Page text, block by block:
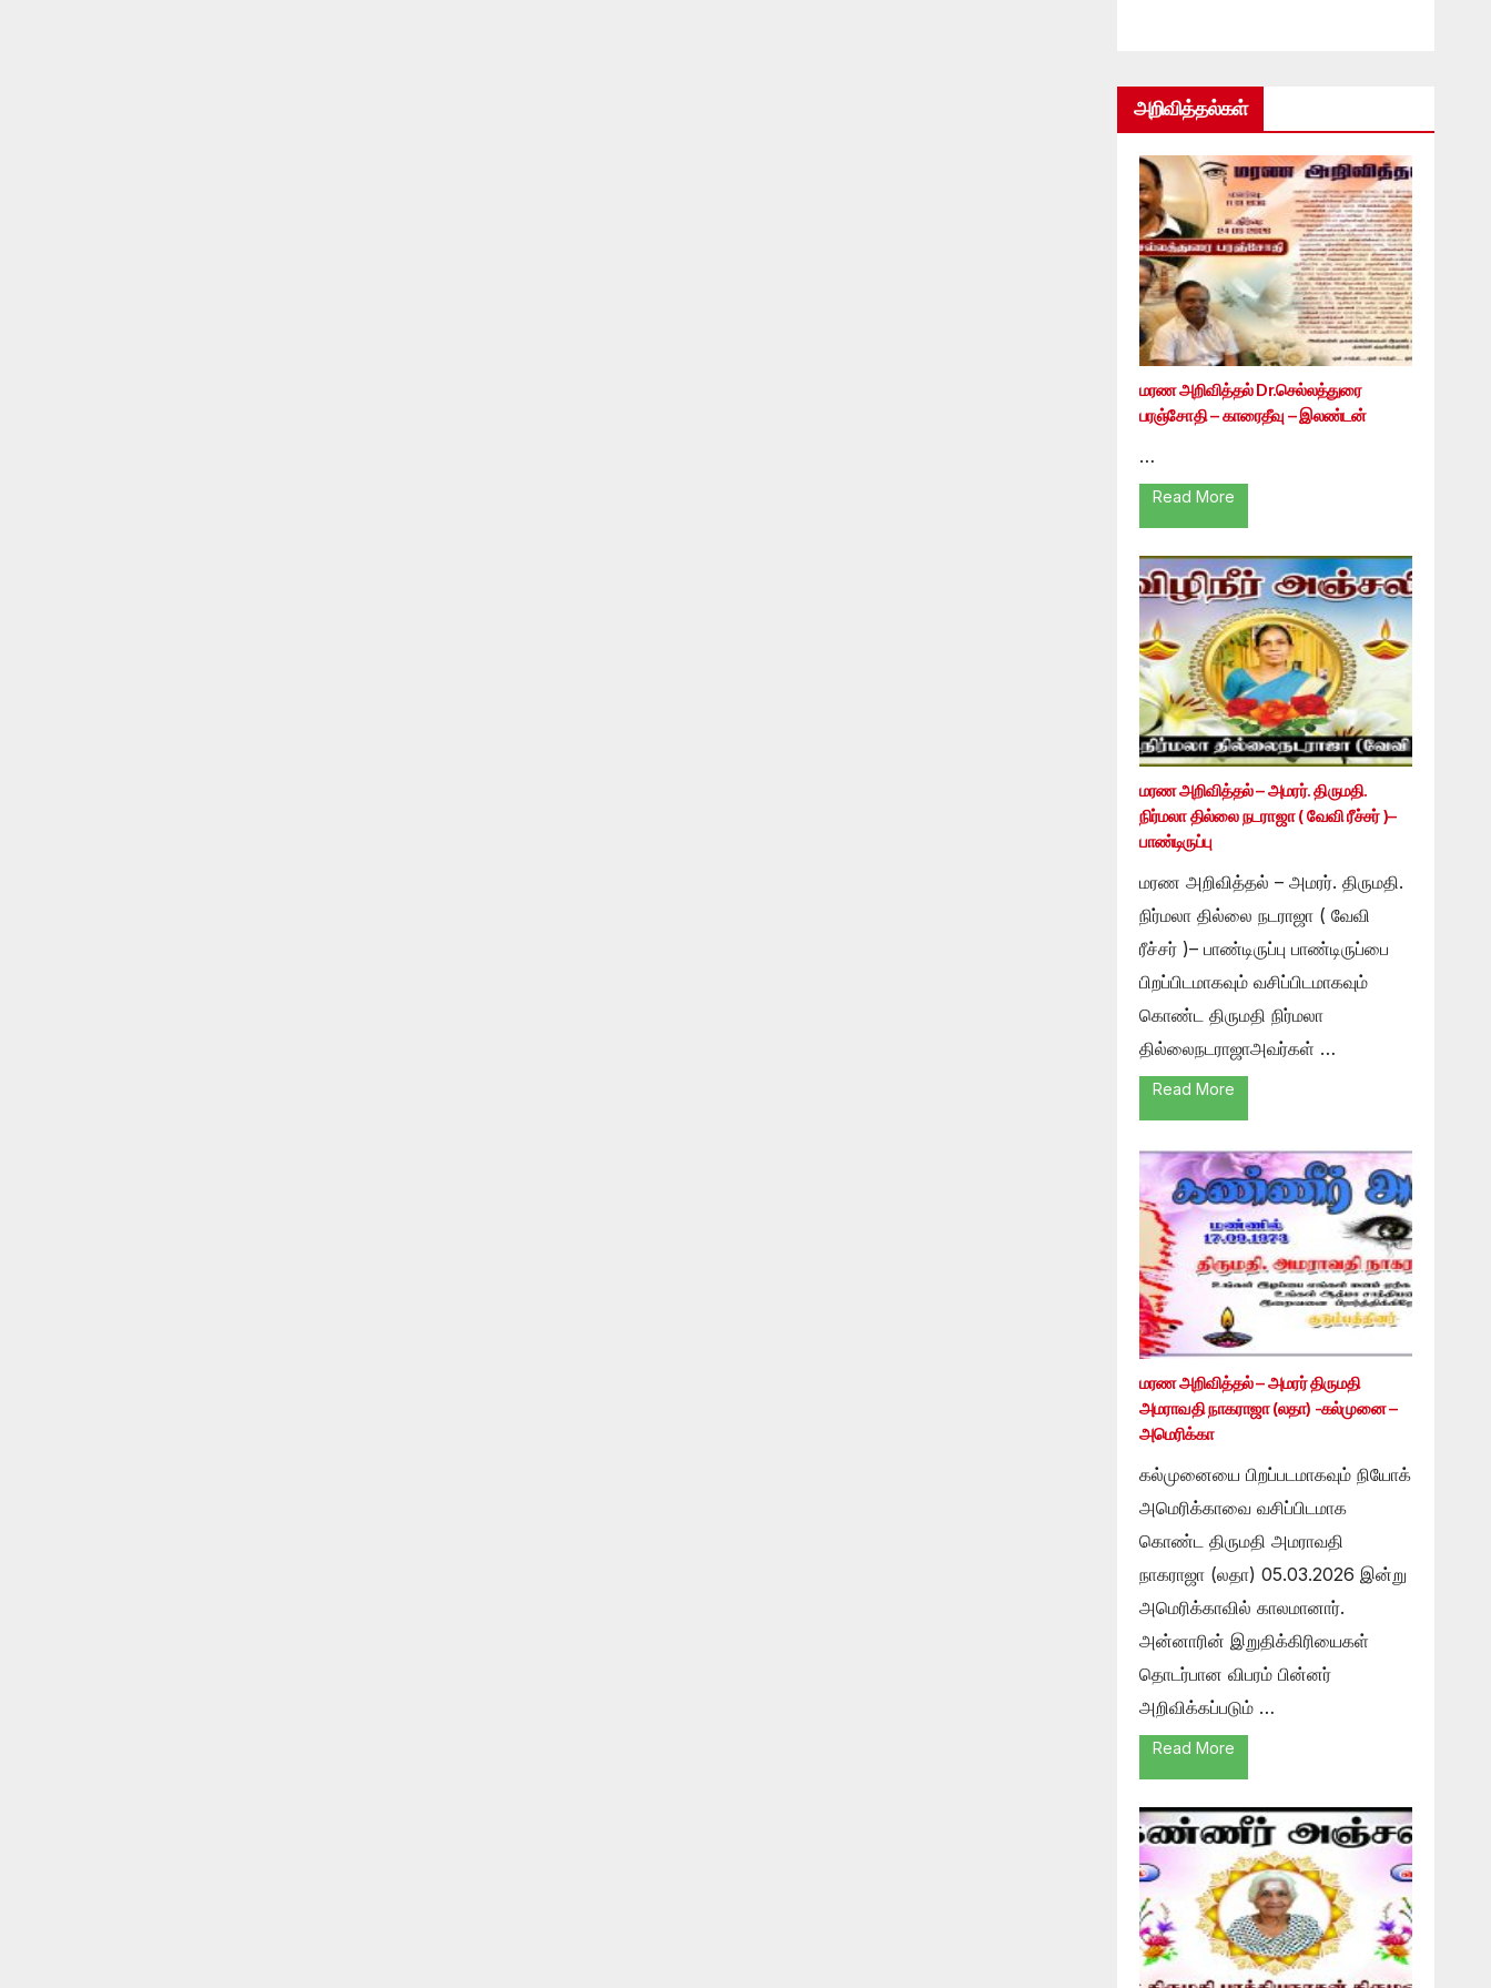
அறிவித்தல்கள்
மரண அறிவித்தல் Dr.செல்லத்துரை
பரஞ்சோதி – காரைதீவு – இலண்டன்
…
Read More
மரண அறிவித்தல் – அமரர். திருமதி.
நிர்மலா தில்லை நடராஜா ( வேவி ரீச்சர் )–
பாண்டிருப்பு
மரண அறிவித்தல் – அமரர். திருமதி.
நிர்மலா தில்லை நடராஜா ( வேவி
ரீச்சர் )– பாண்டிருப்பு பாண்டிருப்பை
பிறப்பிடமாகவும் வசிப்பிடமாகவும்
கொண்ட திருமதி நிர்மலா
தில்லைநடராஜாஅவர்கள் …
Read More
மரண அறிவித்தல் – அமரர் திருமதி
அமராவதி நாகராஜா (லதா) -கல்முனை –
அமெரிக்கா
கல்முனையை பிறப்படமாகவும் நியோக்
அமெரிக்காவை வசிப்பிடமாக
கொண்ட திருமதி அமராவதி
நாகராஜா (லதா) 05.03.2026 இன்று
அமெரிக்காவில் காலமானார்.
அன்னாரின் இறுதிக்கிரியைகள்
தொடர்பான விபரம் பின்னர்
அறிவிக்கப்படும் …
Read More